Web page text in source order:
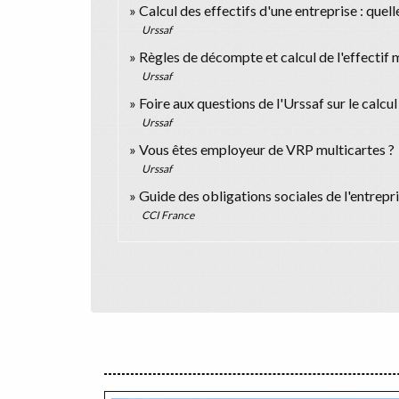
Calcul des effectifs d'une entreprise :
Urssaf
Règles de décompte et calcul de l'effectif
Urssaf
Foire aux questions de l'Urssaf sur le
Urssaf
Vous êtes employeur de VRP multicartes ?
Urssaf
Guide des obligations sociales de
CCI France